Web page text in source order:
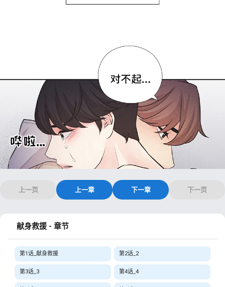
上一页 上一章 下一章 下一页
献身救援 - 章节
第1话_献身救援 第2话_2
第3话_3 第4话_4